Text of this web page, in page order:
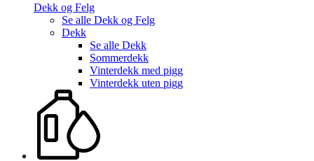
Dekk og Felg
Se alle Dekk og Felg
Dekk
Se alle Dekk
Sommerdekk
Vinterdekk med pigg
Vinterdekk uten pigg